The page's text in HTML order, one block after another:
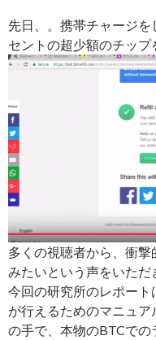
先日、。携帯チャージ
セントの超少額のチップ
多くの視聴者から、衝
みたいという声をいただ
今回の研究所のレポート
が行えるためのマニュア
の手で、本物のBTCで